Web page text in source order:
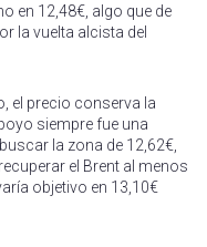
en 12,48€, algo que de
la vuelta alcista del
el precio conserva la
siempre fue una
la zona de 12,62€,
el Brent al menos
objetivo en 13,10€